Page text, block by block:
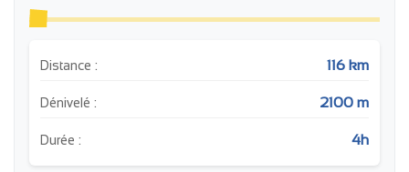
Distance : 116 km
Dénivelé : 2100 m
Durée : 4h